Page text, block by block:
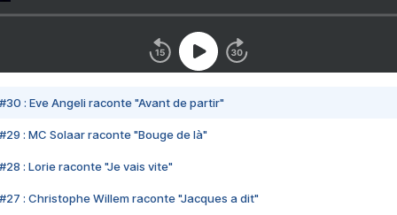
#30 : Eve Angeli raconte "Avant de partir"
#29 : MC Solaar raconte "Bouge de là"
#28 : Lorie raconte "Je vais vite"
#27 : Christophe Willem raconte "Jacques a dit"